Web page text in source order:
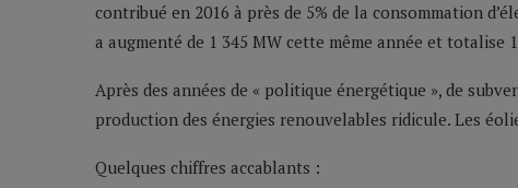
contribué en 2016 à près de 5% de la consommation
a augmenté de 1 345 MW cette même année et totalise
Après des années de « politique énergétique », de
production des énergies renouvelables ridicule. Les
Quelques chiffres accablants :